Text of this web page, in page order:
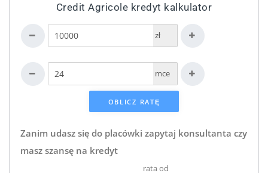
Credit Agricole kredyt kalkulator
zł
mce
Zanim udasz się do placówki zapytaj konsultanta czy
masz szansę na kredyt
rata od